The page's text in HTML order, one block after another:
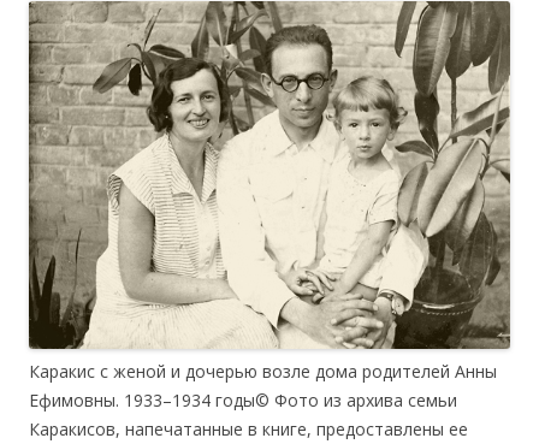
Каракис с женой и дочерью возле дома родителей Анны
Ефимовны. 1933–1934 годы© Фото из архива семьи
Каракисов, напечатанные в книге, предоставлены ее